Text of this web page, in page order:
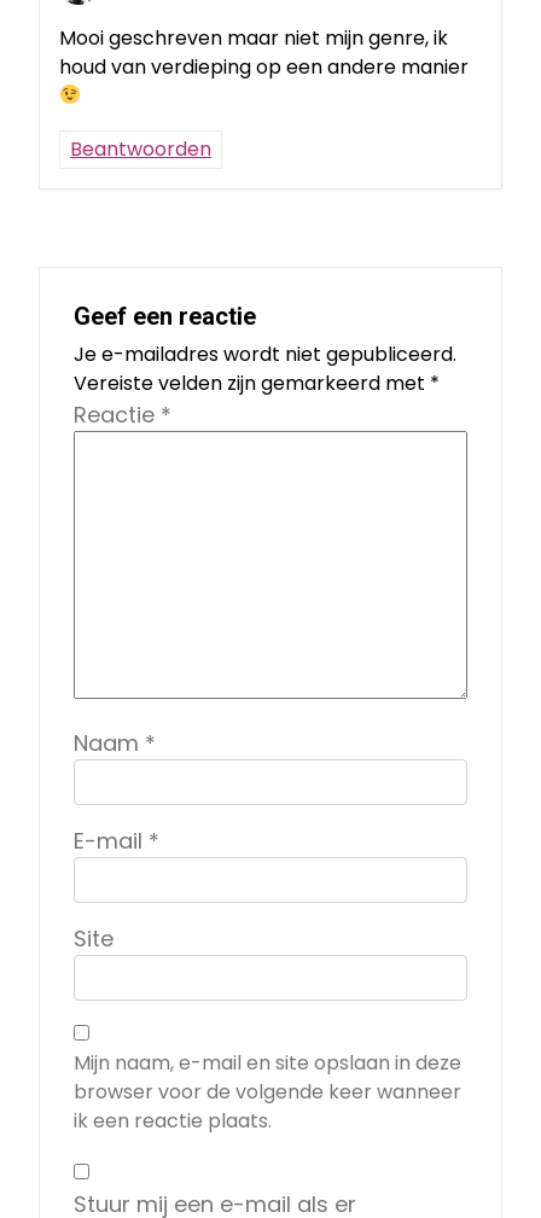
Mooi geschreven maar niet mijn genre, ik
houd van verdieping op een andere manier
Beantwoorden
Geef een reactie
Je e-mailadres wordt niet gepubliceerd.
Vereiste velden zijn gemarkeerd met *
Reactie *
Naam *
E-mail *
Site
Mijn naam, e-mail en site opslaan in deze
browser voor de volgende keer wanneer
ik een reactie plaats.
Stuur mij een e-mail als er